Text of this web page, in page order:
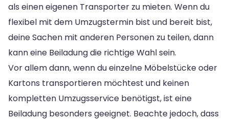
als einen eigenen Transporter zu mieten. Wenn du
flexibel mit dem Umzugstermin bist und bereit bist,
deine Sachen mit anderen Personen zu teilen, dann
kann eine Beiladung die richtige Wahl sein.
Vor allem dann, wenn du einzelne Möbelstücke oder
Kartons transportieren möchtest und keinen
kompletten Umzugsservice benötigst, ist eine
Beiladung besonders geeignet. Beachte jedoch, dass